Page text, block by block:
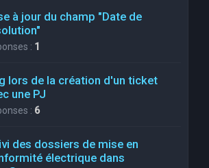
à jour du champ "Date de
: 1
lors de la création d'un ticket
une PJ
: 6
des dossiers de mise en
électrique dans